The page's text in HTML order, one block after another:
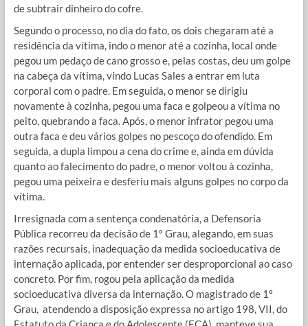
de subtrair dinheiro do cofre.
Segundo o processo, no dia do fato, os dois chegaram até a
residência da vítima, indo o menor até a cozinha, local onde
pegou um pedaço de cano grosso e, pelas costas, deu um golpe
na cabeça da vítima, vindo Lucas Sales a entrar em luta
corporal com o padre. Em seguida, o menor se dirigiu
novamente à cozinha, pegou uma faca e golpeou a vítima no
peito, quebrando a faca. Após, o menor infrator pegou uma
outra faca e deu vários golpes no pescoço do ofendido. Em
seguida, a dupla limpou a cena do crime e, ainda em dúvida
quanto ao falecimento do padre, o menor voltou à cozinha,
pegou uma peixeira e desferiu mais alguns golpes no corpo da
vítima.
Irresignada com a sentença condenatória, a Defensoria
Pública recorreu da decisão de 1º Grau, alegando, em suas
razões recursais, inadequação da medida socioeducativa de
internação aplicada, por entender ser desproporcional ao caso
concreto. Por fim, rogou pela aplicação da medida
socioeducativa diversa da internação. O magistrado de 1º
Grau, atendendo a disposição expressa no artigo 198, VII, do